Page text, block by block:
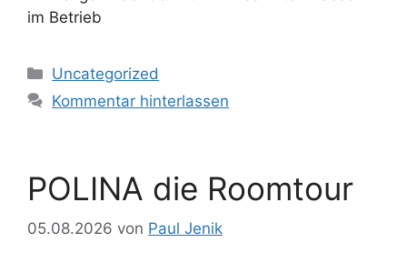
im Betrieb
Kategorien
Uncategorized
Kommentar hinterlassen
POLINA die Roomtour
05.08.2026 von Paul Jenik